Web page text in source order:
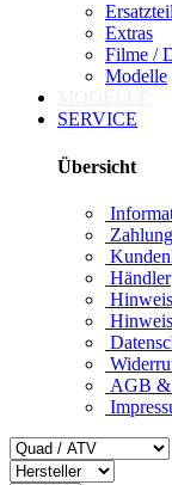
Extras
Filme /
Modelle
SERVICE
Übersicht
Händler
AGB &